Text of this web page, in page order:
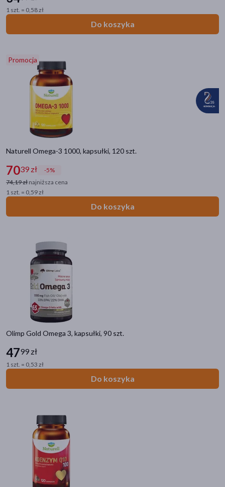
1 szt. = 0,58 zł
Do koszyka
Promocja
Naturell Omega-3 1000, kapsułki, 120 szt.
7039 zł
-5%
74,19 zł najniższa cena
1 szt. = 0,59 zł
Do koszyka
Olimp Gold Omega 3, kapsułki, 90 szt.
4799 zł
1 szt. = 0,53 zł
Do koszyka